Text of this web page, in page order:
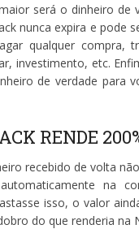
será o dinheiro de
nunca expira e pode
qualquer compra,
investimento, etc.
de verdade para
RENDE
recebido de volta
na
isso, o valor
do que renderia na